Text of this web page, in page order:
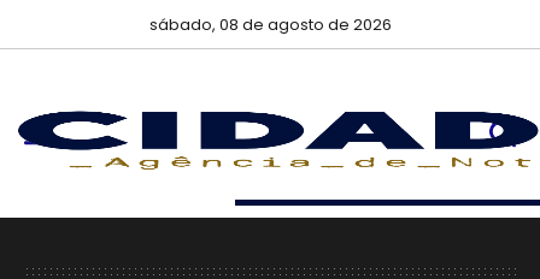
sábado, 08 de agosto de 2026